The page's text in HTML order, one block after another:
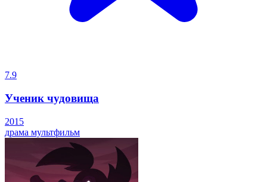
7.9
Ученик чудовища
2015
драма мультфильм